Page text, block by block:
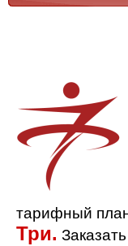
тарифный
Три.